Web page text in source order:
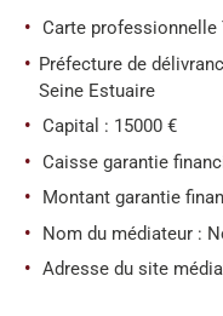
Carte professionnelle
Préfecture de
Seine Estuaire
Capital : 15000 €
Caisse garantie
Montant garantie
Nom du médiateur :
Adresse du site